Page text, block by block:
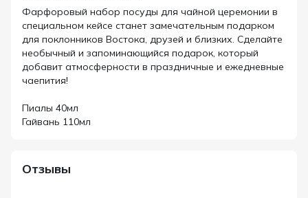
Фарфоровый набор посуды для чайной церемонии в
специальном кейсе станет замечательным подарком
для поклонников Востока, друзей и близких. Сделайте
необычный и запоминающийся подарок, который
добавит атмосферности в праздничные и ежедневные
чаепития!
Пиалы 40мл
Гайвань 110мл
Отзывы